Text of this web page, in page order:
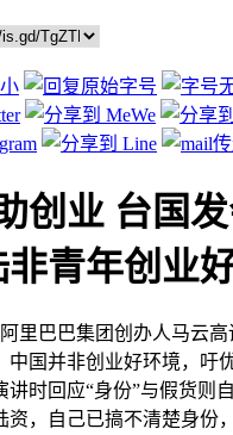
创业 台国发
青年创业
阿里巴巴集团创办人马云
中国并非创业好环境，吁
讲时回应“身份”与假货则
资，自己已搞不清楚身份